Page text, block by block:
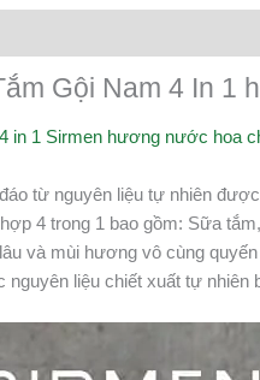
Gội Nam 4 In 1
in 1 Sirmen hương nước hoa
từ nguyên liệu tự nhiên
4 trong 1 bao gồm: Sữa
và mùi hương vô cùng quyến
nguyên liệu chiết xuất tự nhiên